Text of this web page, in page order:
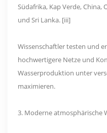
Südafrika, Kap Verde, China,
und Sri Lanka. [iii]
Wissenschaftler testen und
hochwertigere Netze und
Wasserproduktion unter
maximieren.
3. Moderne atmosphärische